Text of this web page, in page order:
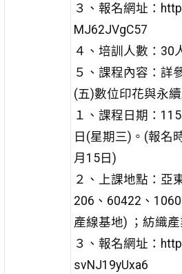
３、報名網址：
MJ62JVgC57
４、培訓人數：30
５、課程內容：詳
(五)數位印花與永
１、課程日期：
日(星期三)。(報名
月15日)
２、上課地點：亞
206、60422、
產線基地) ；紡織
３、報名網址：
svNJ19yUxa6